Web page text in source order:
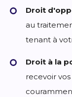
Droit
au
tenant à
Droit à la
recevoir